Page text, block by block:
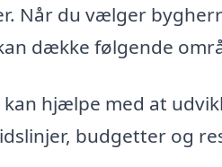
Når du vælger
dække følgende
kan hjælpe med at
budgetter og